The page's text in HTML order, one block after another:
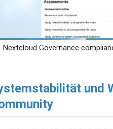
Nextcloud Governance
und